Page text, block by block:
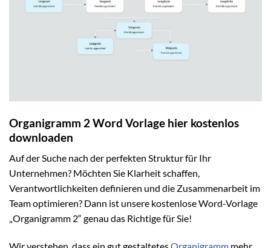
Organigramm 2 Word Vorlage hier kostenlos
downloaden
Auf der Suche nach der perfekten Struktur für Ihr
Unternehmen? Möchten Sie Klarheit schaffen,
Verantwortlichkeiten definieren und die Zusammenarbeit im
Team optimieren? Dann ist unsere kostenlose Word-Vorlage
„Organigramm 2“ genau das Richtige für Sie!